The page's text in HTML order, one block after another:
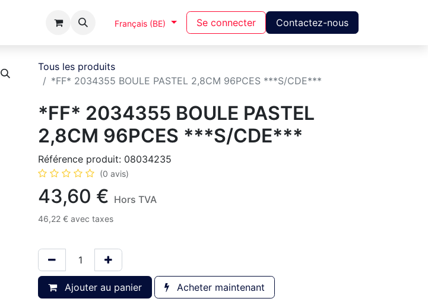
A Propos Français (BE) Se connecter Contactez-nous
Tous les produits
*FF* 2034355 BOULE PASTEL 2,8CM 96PCES ***S/CDE***
*FF* 2034355 BOULE PASTEL
2,8CM 96PCES ***S/CDE***
Référence produit: 08034235
(0 avis)
43,60 € Hors TVA
46,22 € avec taxes
Ajouter au panier Acheter maintenant